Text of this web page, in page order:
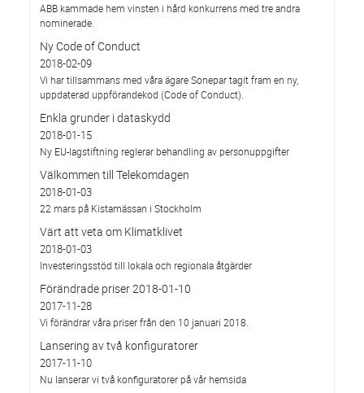
ABB kammade hem vinsten i hård konkurrens med tre andra
nominerade.
Ny Code of Conduct
2018-02-09
Vi har tillsammans med våra ägare Sonepar tagit fram en ny,
uppdaterad uppförandekod (Code of Conduct).
Enkla grunder i dataskydd
2018-01-15
Ny EU-lagstiftning reglerar behandling av personuppgifter
Välkommen till Telekomdagen
2018-01-03
22 mars på Kistamässan i Stockholm
Värt att veta om Klimatklivet
2018-01-03
Investeringsstöd till lokala och regionala åtgärder
Förändrade priser 2018-01-10
2017-11-28
Vi förändrar våra priser från den 10 januari 2018.
Lansering av två konfiguratorer
2017-11-10
Nu lanserar vi två konfiguratorer på vår hemsida